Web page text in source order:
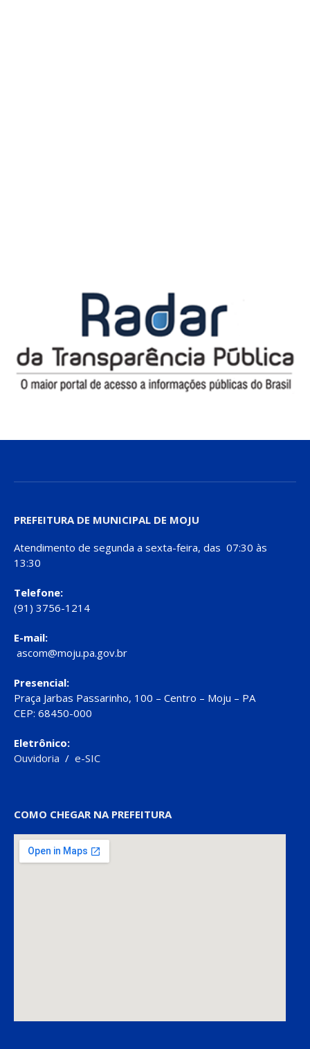
PREFEITURA DE MUNICIPAL DE MOJU
Atendimento de segunda a sexta-feira, das 07:30 às
13:30
Telefone:
(91) 3756-1214
E-mail:
ascom@moju.pa.gov.br
Presencial:
Praça Jarbas Passarinho, 100 – Centro – Moju – PA
CEP: 68450-000
Eletrônico:
Ouvidoria / e-SIC
COMO CHEGAR NA PREFEITURA